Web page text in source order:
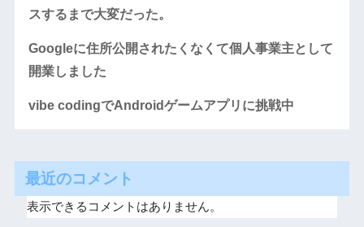
スするまで大変だった。
Googleに住所公開されたくなくて個人事業主として
開業しました
vibe codingでAndroidゲームアプリに挑戦中
最近のコメント
表示できるコメントはありません。